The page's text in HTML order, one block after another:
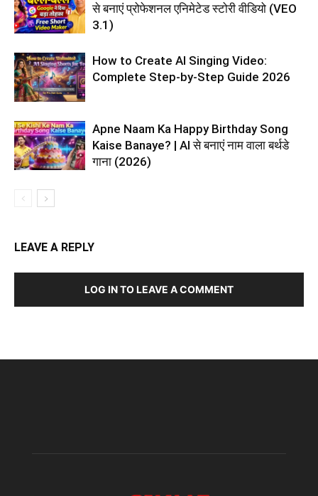
से बनाएं प्रोफेशनल एनिमेटेड स्टोरी वीडियो (VEO
3.1)
How to Create AI Singing Video:
Complete Step-by-Step Guide 2026
Apne Naam Ka Happy Birthday Song
Kaise Banaye? | AI से बनाएं नाम वाला बर्थडे
गाना (2026)
LEAVE A REPLY
LOG IN TO LEAVE A COMMENT